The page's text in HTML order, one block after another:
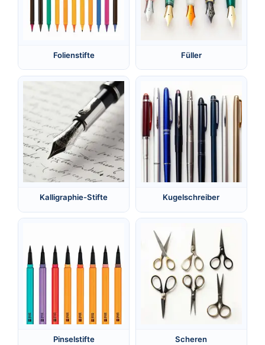
Folienstifte Füller
Kalligraphie-Stifte Kugelschreiber
Pinselstifte Scheren